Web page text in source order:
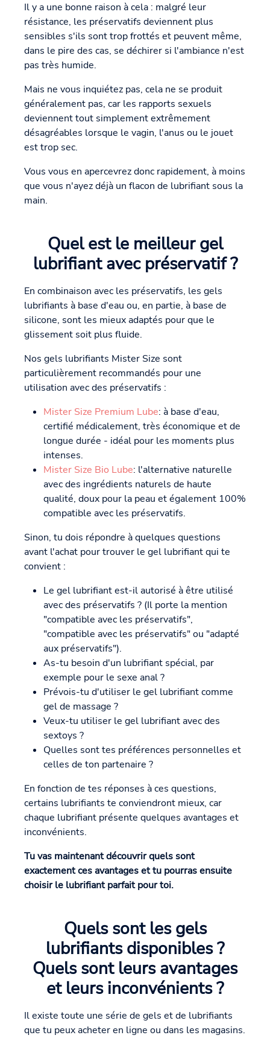
Il y a une bonne raison à cela : malgré leur
résistance, les préservatifs deviennent plus
sensibles s'ils sont trop frottés et peuvent même,
dans le pire des cas, se déchirer si l'ambiance n'est
pas très humide.
Mais ne vous inquiétez pas, cela ne se produit
généralement pas, car les rapports sexuels
deviennent tout simplement extrêmement
désagréables lorsque le vagin, l'anus ou le jouet
est trop sec.
Vous vous en apercevrez donc rapidement, à moins
que vous n'ayez déjà un flacon de lubrifiant sous la
main.
Quel est le meilleur gel
lubrifiant avec préservatif ?
En combinaison avec les préservatifs, les gels
lubrifiants à base d'eau ou, en partie, à base de
silicone, sont les mieux adaptés pour que le
glissement soit plus fluide.
Nos gels lubrifiants Mister Size sont
particulièrement recommandés pour une
utilisation avec des préservatifs :
Mister Size Premium Lube: à base d'eau,
certifié médicalement, très économique et de
longue durée - idéal pour les moments plus
intenses.
Mister Size Bio Lube: l'alternative naturelle
avec des ingrédients naturels de haute
qualité, doux pour la peau et également 100%
compatible avec les préservatifs.
Sinon, tu dois répondre à quelques questions
avant l'achat pour trouver le gel lubrifiant qui te
convient :
Le gel lubrifiant est-il autorisé à être utilisé
avec des préservatifs ? (Il porte la mention
"compatible avec les préservatifs",
"compatible avec les préservatifs" ou "adapté
aux préservatifs").
As-tu besoin d'un lubrifiant spécial, par
exemple pour le sexe anal ?
Prévois-tu d'utiliser le gel lubrifiant comme
gel de massage ?
Veux-tu utiliser le gel lubrifiant avec des
sextoys ?
Quelles sont tes préférences personnelles et
celles de ton partenaire ?
En fonction de tes réponses à ces questions,
certains lubrifiants te conviendront mieux, car
chaque lubrifiant présente quelques avantages et
inconvénients.
Tu vas maintenant découvrir quels sont
exactement ces avantages et tu pourras ensuite
choisir le lubrifiant parfait pour toi.
Quels sont les gels
lubrifiants disponibles ?
Quels sont leurs avantages
et leurs inconvénients ?
Il existe toute une série de gels et de lubrifiants
que tu peux acheter en ligne ou dans les magasins.